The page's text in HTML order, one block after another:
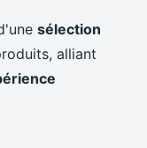
sélection
alliant